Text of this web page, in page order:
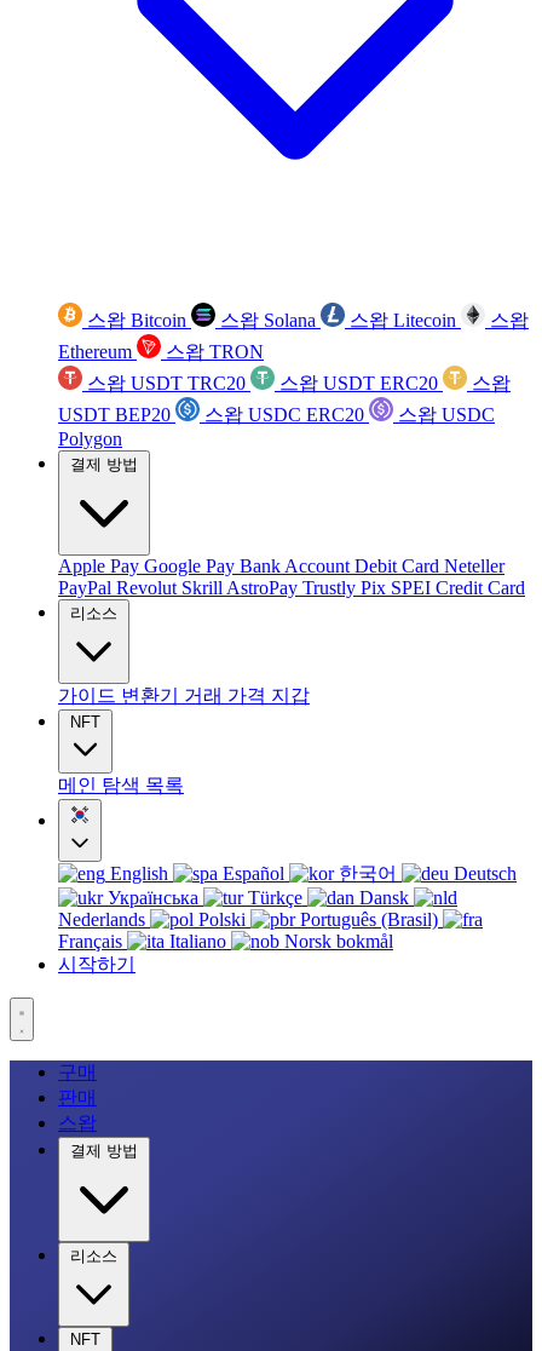
스왑 Bitcoin 스왑 Solana 스왑 Litecoin
스왑
Ethereum
스왑 TRON
스왑 USDT TRC20
스왑 USDT ERC20
스왑
USDT BEP20
스왑 USDC ERC20
스왑 USDC
Polygon
결제 방법
Apple Pay Google Pay Bank Account Debit Card Neteller
PayPal Revolut Skrill AstroPay Trustly Pix SPEI Credit Card
리소스
가이드 변환기 거래 가격 지갑
NFT
메인 탐색 목록
English Español 한국어
Deutsch
Українська
Türkçe
Dansk
Nederlands
Polski
Português (Brasil)
Français
Italiano
Norsk bokmål
시작하기
구매
판매
스왑
결제 방법
리소스
NFT